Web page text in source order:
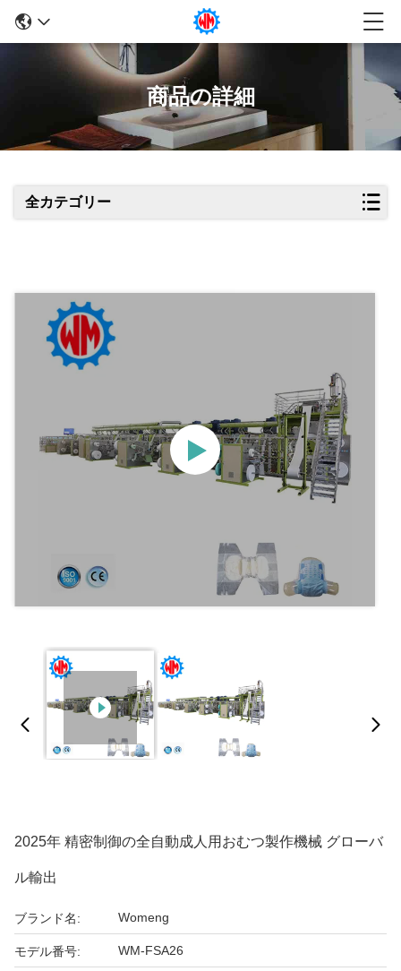
商品の詳細
全カテゴリー
2025年 精密制御の全自動成人用おむつ製作機械 グローバ
ル輸出
ブランド名: Womeng
モデル番号: WM-FSA26